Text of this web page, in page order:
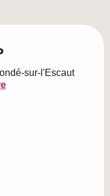
sur-l'Escaut